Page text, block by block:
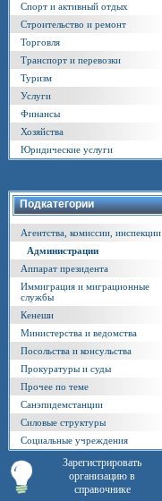
Спорт и активный отдых
Строительство и ремонт
Торговля
Транспорт и перевозки
Туризм
Услуги
Финансы
Хозяйства
Юридические услуги
Подкатегории
Агентства, комиссии, инспекции
Администрации
Аппарат президента
Иммиграция и миграционные
службы
Кенеши
Министерства и ведомства
Посольства и консульства
Прокуратуры и суды
Прочее по теме
Санэпидемстанции
Силовые структуры
Социальные учреждения
Зарегистрировать
организацию в
справочнике